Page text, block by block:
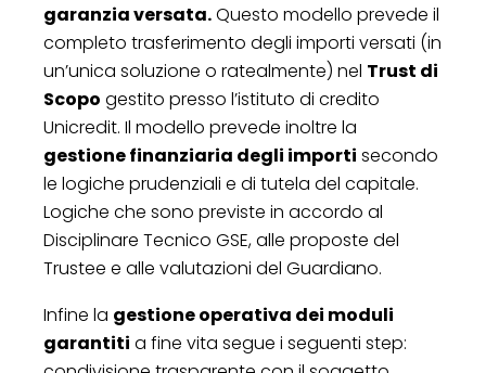
garanzia versata.Questo modello prevede il
completo trasferimento degli importi versati (in
un’unica soluzione o ratealmente) nel Trust di
Scopo gestito presso l’istituto di credito
Unicredit. Il modello prevede inoltre la
gestione finanziaria degli importi secondo
le logiche prudenziali e di tutela del capitale.
Logiche che sono previste in accordo al
Disciplinare Tecnico GSE, alle proposte del
Trustee e alle valutazioni del Guardiano.
Infine la gestione operativa dei moduli
garantiti a fine vita segue i seguenti step: